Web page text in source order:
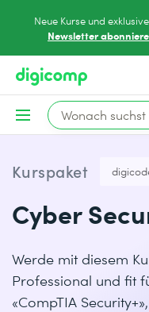
Neue Kurse und
Newsletter
Kurspaket
Cyber
Werde mit diesem
Professional und fit
«CompTIA